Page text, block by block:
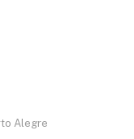
Alegre